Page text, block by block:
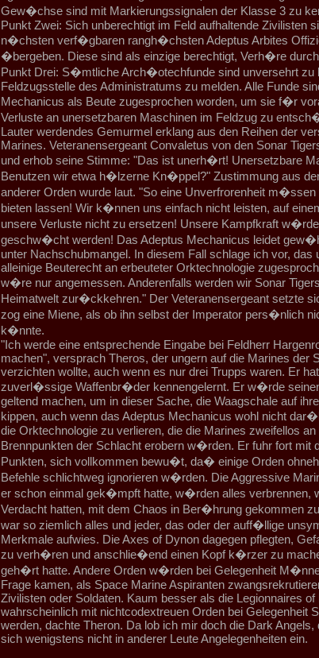
Gew�chse sind mit Markierungssignalen der Klasse 3 zu
Punkt Zwei: Sich unberechtigt im Feld aufhaltende Zivilisten
n�chsten verf�gbaren rangh�chsten Adeptus Arbites
�bergeben. Diese sind als einzige berechtigt, Verh�re
Punkt Drei: S�mtliche Arch�otechfunde sind unversehrt zu
Feldzugsstelle des Administratums zu melden. Alle Funde
Mechanicus als Beute zugesprochen worden, um sie f�r
Verluste an unersetzbaren Maschinen im Feldzug zu
Lauter werdendes Gemurmel erklang aus den Reihen der
Marines. Veteranensergeant Convaletus von den Sonar
und erhob seine Stimme: "Das ist unerh�rt! Unersetzbare
Benutzen wir etwa h�lzerne Kn�ppel?" Zustimmung aus
anderer Orden wurde laut. "So eine Unverfrorenheit m�ssen
bieten lassen! Wir k�nnen uns einfach nicht leisten, auf
unsere Verluste nicht zu ersetzen! Unsere Kampfkraft
geschw�cht werden! Das Adeptus Mechanicus leidet
unter Nachschubmangel. In diesem Fall schlage ich vor, das
alleinige Beuterecht an erbeuteter Orktechnologie
w�re nur angemessen. Anderenfalls werden wir Sonar
Heimatwelt zur�ckkehren." Der Veteranensergeant setzte
zog eine Miene, als ob ihn selbst der Imperator pers�nlich
k�nnte.
"Ich werde eine entsprechende Eingabe bei Feldherr
machen", versprach Theros, der ungern auf die Marines der
verzichten wollte, auch wenn es nur drei Trupps waren. Er
zuverl�ssige Waffenbr�der kennengelernt. Er w�rde
geltend machen, um in dieser Sache, die Waagschale auf
kippen, auch wenn das Adeptus Mechanicus wohl nicht
die Orktechnologie zu verlieren, die die Marines zweifellos an
Brennpunkten der Schlacht erobern w�rden. Er fuhr fort mit
Punkten, sich vollkommen bewu�t, da� einige Orden
Befehle schlichtweg ignorieren w�rden. Die Aggressive
er schon einmal gek�mpft hatte, w�rden alles verbrennen,
Verdacht hatten, mit dem Chaos in Ber�hrung gekommen
war so ziemlich alles und jeder, das oder der auff�llige
Merkmale aufwies. Die Axes of Dynon dagegen pflegten,
zu verh�ren und anschlie�end einen Kopf k�rzer zu
geh�rt hatte. Andere Orden w�rden bei Gelegenheit
Frage kamen, als Space Marine Aspiranten
Zivilisten oder Soldaten. Kaum besser als die Legionnaires of
wahrscheinlich mit nichtcodextreuen Orden bei Gelegenheit
werden, dachte Theron. Da lob ich mir doch die Dark Angels,
sich wenigstens nicht in anderer Leute Angelegenheiten ein.